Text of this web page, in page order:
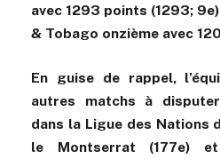
avec 1293 points (1293;
& Tobago onzième avec
En guise de rappel,
autres matchs à
dans la Ligue des Nations
le Montserrat (177e)